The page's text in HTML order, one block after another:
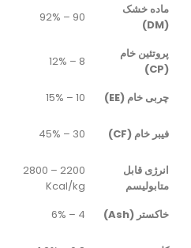
ماده خشک
(DM)
90 – 92%
پروتئین خام
(CP)
8 – 12%
چربی خام (EE)
10 – 15%
فیبر خام (CF) 30 – 45%
انرژی قابل
متابولیسم
2200 – 2800
Kcal/kg
خاکستر (Ash) 4 – 6%